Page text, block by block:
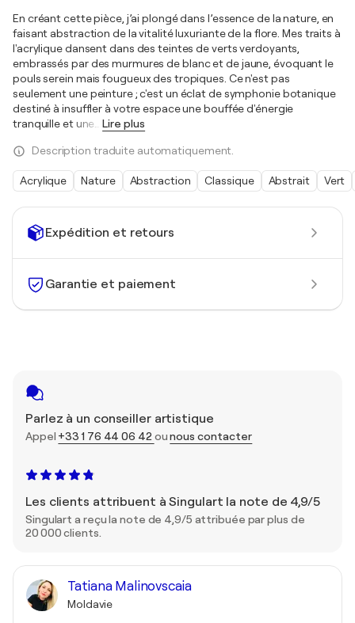
Expédition et retours
Garantie et paiement
Parlez à un conseiller artistique
Appel +33 1 76 44 06 42ounous contacter
Les clients attribuent à Singulart la note de 4,9/5
Singulart a reçu la note de 4,9/5 attribuée par plus de
20 000 clients.
Tatiana Malinovscaia
Moldavie
En créant cette pièce, j’ai plongé dans l’essence de la nature, en
faisant abstraction de la vitalité luxuriante de la flore. Mes traits à
l'acrylique dansent dans des teintes de verts verdoyants,
embrassés par des murmures de blanc et de jaune, évoquant le
pouls serein mais fougueux des tropiques. Ce n'est pas
seulement une peinture ; c'est un éclat de symphonie botanique
destiné à insuffler à votre espace une bouffée d'énergie
tranquille et une… Lire plus
Description traduite automatiquement.
Acrylique Nature Abstraction Classique Abstrait Vert